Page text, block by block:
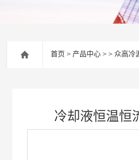
首页 >产品中心 > >众高冷
冷却液恒温恒